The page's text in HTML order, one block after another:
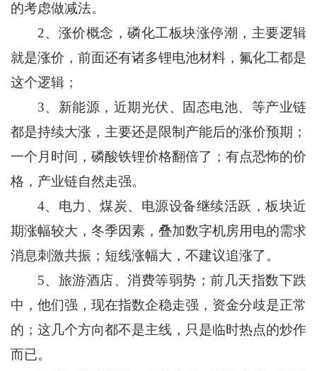
的考虑做减法。
2、涨价概念，磷化工板块涨停潮，主要逻辑
就是涨价，前面还有诸多锂电池材料，氟化工都是
这个逻辑；
3、新能源，近期光伏、固态电池、等产业链
都是持续大涨，主要还是限制产能后的涨价预期；
一个月时间，磷酸铁锂价格翻倍了；有点恐怖的价
格，产业链自然走强。
4、电力、煤炭、电源设备继续活跃，板块近
期涨幅较大，冬季因素，叠加数字机房用电的需求
消息刺激共振；短线涨幅大，不建议追涨了。
5、旅游酒店、消费等弱势；前几天指数下跌
中，他们强，现在指数企稳走强，资金分歧是正常
的；这几个方向都不是主线，只是临时热点的炒作
而已。